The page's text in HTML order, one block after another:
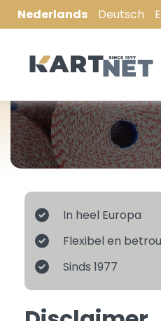
Nederlands Deutsch
In heel Europa
Flexibel en
Sinds 1977
Boomkluitnet /
Palletwikkelnet /
Wikkelfolie / Silagefilm
Filterkous
Stockinet
Netten voor vlees- en
industrie